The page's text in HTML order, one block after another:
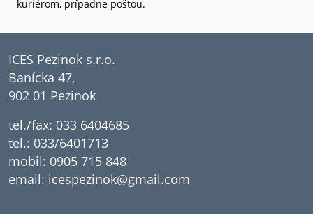
kuriérom, prípadne poštou.
ICES Pezinok s.r.o.
Banícka 47,
902 01 Pezinok
tel./fax: 033 6404685
tel.: 033/6401713
mobil: 0905 715 848
email: icespezinok@gmail.com